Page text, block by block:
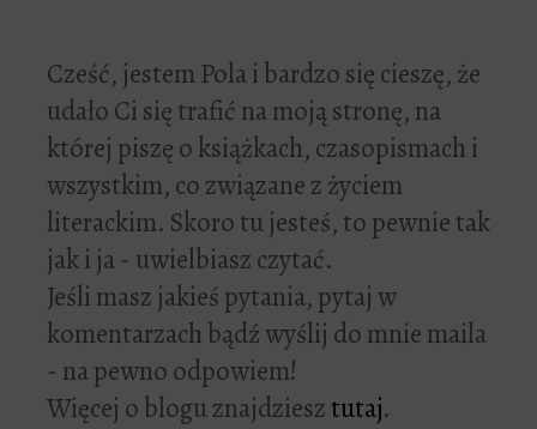
Cześć, jestem Pola i bardzo się cieszę, że
udało Ci się trafić na moją stronę, na
której piszę o książkach, czasopismach i
wszystkim, co związane z życiem
literackim. Skoro tu jesteś, to pewnie tak
jak i ja - uwielbiasz czytać.
Jeśli masz jakieś pytania, pytaj w
komentarzach bądź wyślij do mnie maila
- na pewno odpowiem!
Więcej o blogu znajdziesztutaj.